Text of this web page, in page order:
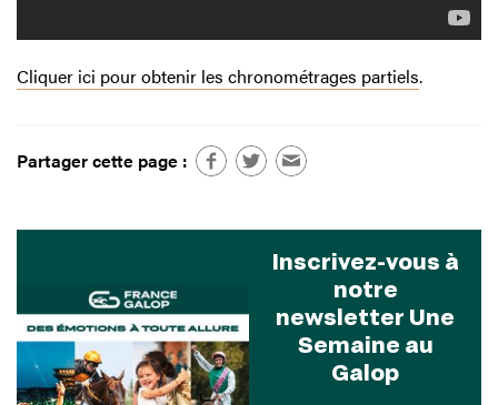
Cliquer ici pour obtenir les chronométrages partiels.
Partager cette page :
Inscrivez-vous à
notre
newsletter Une
Semaine au
Galop